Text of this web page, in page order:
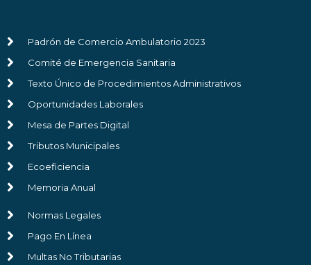
Padrón de Comercio Ambulatorio 2023
Comité de Emergencia Sanitaria
Texto Único de Procedimientos Administrativos
Oportunidades Laborales
Mesa de Partes Digital
Tributos Municipales
Ecoeficiencia
Memoria Anual
Normas Legales
Pago En Línea
Multas No Tributarias